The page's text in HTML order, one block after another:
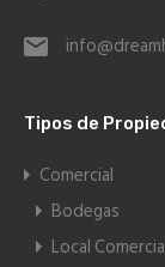
Tipos de
Comercial
Bodegas
Local